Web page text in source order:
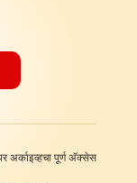
अर्काइव्हचा पूर्ण अ‍ॅक्सेस